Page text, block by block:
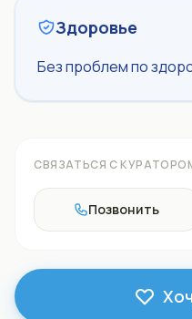
Здоровье
Без проблем по
СВЯЗАТЬСЯ С
Позвонить